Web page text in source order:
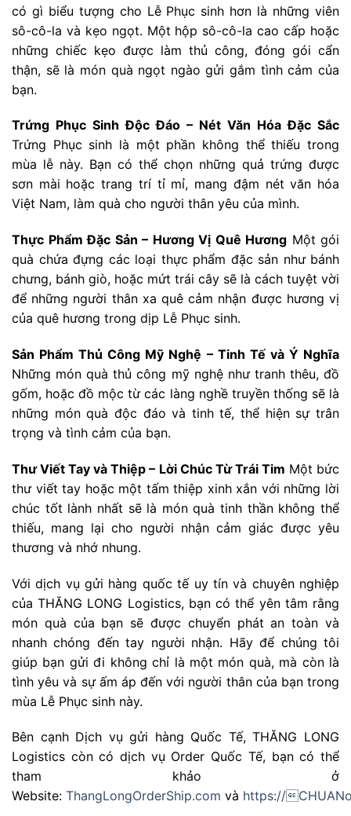
có gì biểu tượng cho Lễ Phục sinh hơn là những viên
sô-cô-la và kẹo ngọt. Một hộp sô-cô-la cao cấp hoặc
những chiếc kẹo được làm thủ công, đóng gói cẩn
thận, sẽ là món quà ngọt ngào gửi gắm tình cảm của
bạn.
Trứng Phục Sinh Độc Đáo – Nét Văn Hóa Đặc Sắc
Trứng Phục sinh là một phần không thể thiếu trong
mùa lễ này. Bạn có thể chọn những quả trứng được
sơn mài hoặc trang trí tỉ mỉ, mang đậm nét văn hóa
Việt Nam, làm quà cho người thân yêu của mình.
Thực Phẩm Đặc Sản – Hương Vị Quê Hương Một gói
quà chứa đựng các loại thực phẩm đặc sản như bánh
chưng, bánh giò, hoặc mứt trái cây sẽ là cách tuyệt vời
để những người thân xa quê cảm nhận được hương vị
của quê hương trong dịp Lễ Phục sinh.
Sản Phẩm Thủ Công Mỹ Nghệ – Tinh Tế và Ý Nghĩa
Những món quà thủ công mỹ nghệ như tranh thêu, đồ
gốm, hoặc đồ mộc từ các làng nghề truyền thống sẽ là
những món quà độc đáo và tinh tế, thể hiện sự trân
trọng và tình cảm của bạn.
Thư Viết Tay và Thiệp – Lời Chúc Từ Trái Tim Một bức
thư viết tay hoặc một tấm thiệp xinh xắn với những lời
chúc tốt lành nhất sẽ là món quà tinh thần không thể
thiếu, mang lại cho người nhận cảm giác được yêu
thương và nhớ nhung.
Với dịch vụ gửi hàng quốc tế uy tín và chuyên nghiệp
của THĂNG LONG Logistics, bạn có thể yên tâm rằng
món quà của bạn sẽ được chuyển phát an toàn và
nhanh chóng đến tay người nhận. Hãy để chúng tôi
giúp bạn gửi đi không chỉ là một món quà, mà còn là
tình yêu và sự ấm áp đến với người thân của bạn trong
mùa Lễ Phục sinh này.
Bên cạnh Dịch vụ gửi hàng Quốc Tế, THĂNG LONG
Logistics còn có dịch vụ Order Quốc Tế, bạn có thể
tham khảo ở
Website: ThangLongOrderShip.com và https://